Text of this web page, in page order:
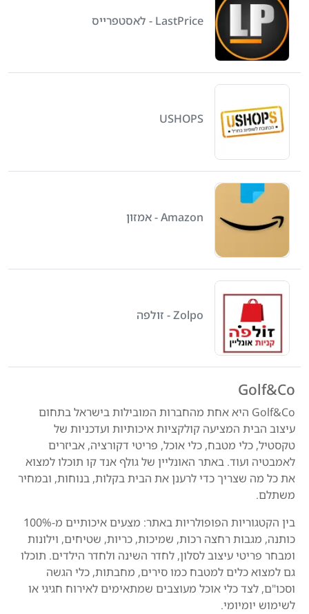
LastPrice - לאסטפרייס
USHOPS
Amazon - אמזון
Zolpo - זולפה
Golf&Co
Golf&Co היא אחת מהחברות המובילות בישראל בתחום
עיצוב הבית המציעה קולקציות איכותיות ועדכניות של
טקסטיל, כלי מטבח, כלי אוכל, פריטי דקורציה, אביזרים
לאמבטיה ועוד. באתר האונליין של גולף אנד קו תוכלו למצוא
את כל מה שצריך כדי לרענן את הבית בקלות, בנוחות, ובמחיר
משתלם.
בין הקטגוריות הפופולריות באתר: מצעים איכותיים מ-100%
כותנה, מגבות רחצה רכות, שמיכות, כריות, שטיחים, וילונות
ומבחר פריטי עיצוב לסלון, לחדר השינה ולחדר הילדים. תוכלו
גם למצוא כלים למטבח כמו סירים, מחבתות, כלי הגשה
וסכו"ם, לצד כלי אוכל מעוצבים שמתאימים לאירוח חגיגי או
לשימוש יומיומי.